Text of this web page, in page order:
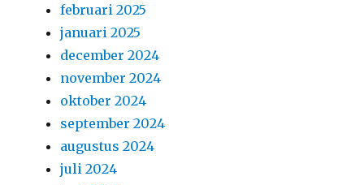
februari 2025
januari 2025
december 2024
november 2024
oktober 2024
september 2024
augustus 2024
juli 2024